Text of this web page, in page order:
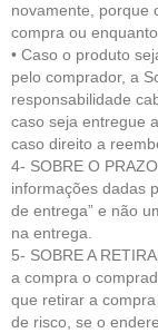
novamente, porque
compra ou
• Caso o produto
pelo comprador, a
responsabilidade
caso seja entregue
caso direito a
4- SOBRE O
informações dadas
de entrega” e não
na entrega.
5- SOBRE A
a compra o
que retirar a
de risco, se o